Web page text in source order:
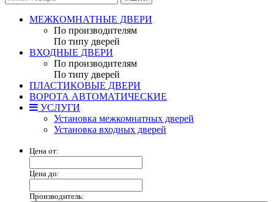
МЕЖКОМНАТНЫЕ ДВЕРИ
По производителям
По типу дверей
ВХОДНЫЕ ДВЕРИ
По производителям
По типу дверей
ПЛАСТИКОВЫЕ ДВЕРИ
ВОРОТА АВТОМАТИЧЕСКИЕ
УСЛУГИ
Установка межкомнатных дверей
Установка входных дверей
Цена от:
Цена до:
Производитель: